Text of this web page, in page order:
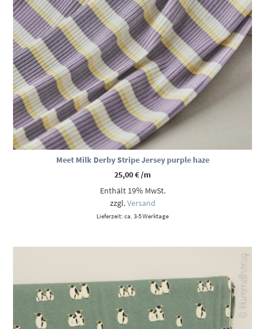
Meet Milk Derby Stripe Jersey purple haze
25,00€/m
Enthält 19% MwSt.
zzgl.Versand
Lieferzeit: ca. 3-5 Werktage